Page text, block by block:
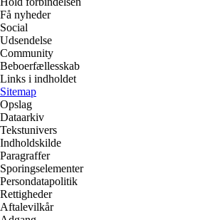
Få nyheder
Social
Udsendelse
Community
Beboerfællesskab
Links i indholdet
Sitemap
Opslag
Dataarkiv
Tekstunivers
Indholdskilde
Paragraffer
Sporingselementer
Persondatapolitik
Rettigheder
Aftalevilkår